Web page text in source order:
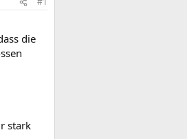
die
stark